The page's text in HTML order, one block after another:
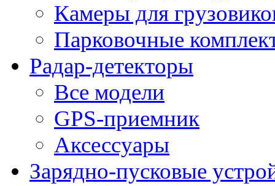
Камеры для
Парковочные
Радар-детекторы
Все модели
GPS-приемник
Аксессуары
Зарядно-пусковые